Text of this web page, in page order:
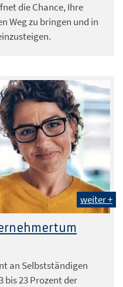
die Chance, Ihre
Weg zu bringen und in
weiter +
an Selbstständigen
bis 23 Prozent der